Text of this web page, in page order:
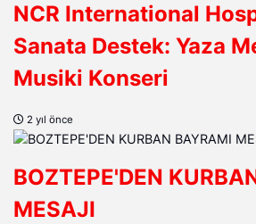
NCR International
Sanata Destek: Yaza
Musiki Konseri
2 yıl önce
BOZTEPE'DEN
MESAJI